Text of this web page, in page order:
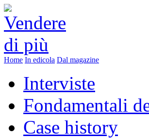
Home In edicola Dal magazine
Interviste
Fondamentali
Case history